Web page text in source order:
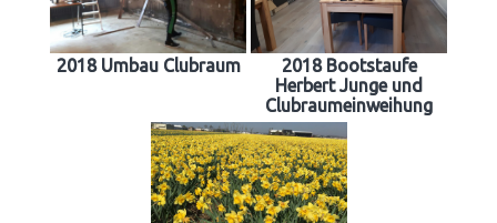
2018 Umbau Clubraum
2018 Bootstaufe
Herbert Junge und
Clubraumeinweihung